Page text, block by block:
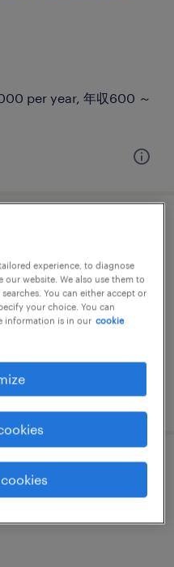
per year, 年収600 ～
流通・サービス系
ア・サーバー設計
experience, to diagnose
website. We also use them to
You can either accept or
your choice. You can
information is in our cookie